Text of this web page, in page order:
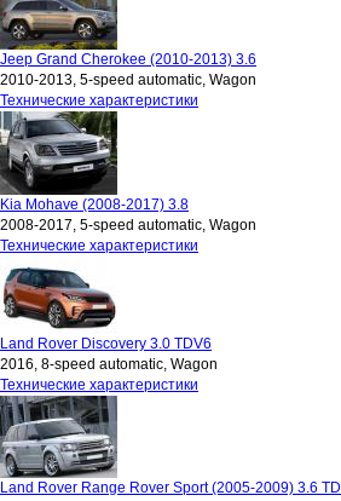
Jeep Grand Cherokee (2010-2013) 3.6
2010-2013, 5-speed automatic, Wagon
Технические характеристики
Kia Mohave (2008-2017) 3.8
2008-2017, 5-speed automatic, Wagon
Технические характеристики
Land Rover Discovery 3.0 TDV6
2016, 8-speed automatic, Wagon
Технические характеристики
Land Rover Range Rover Sport (2005-2009) 3.6 TD